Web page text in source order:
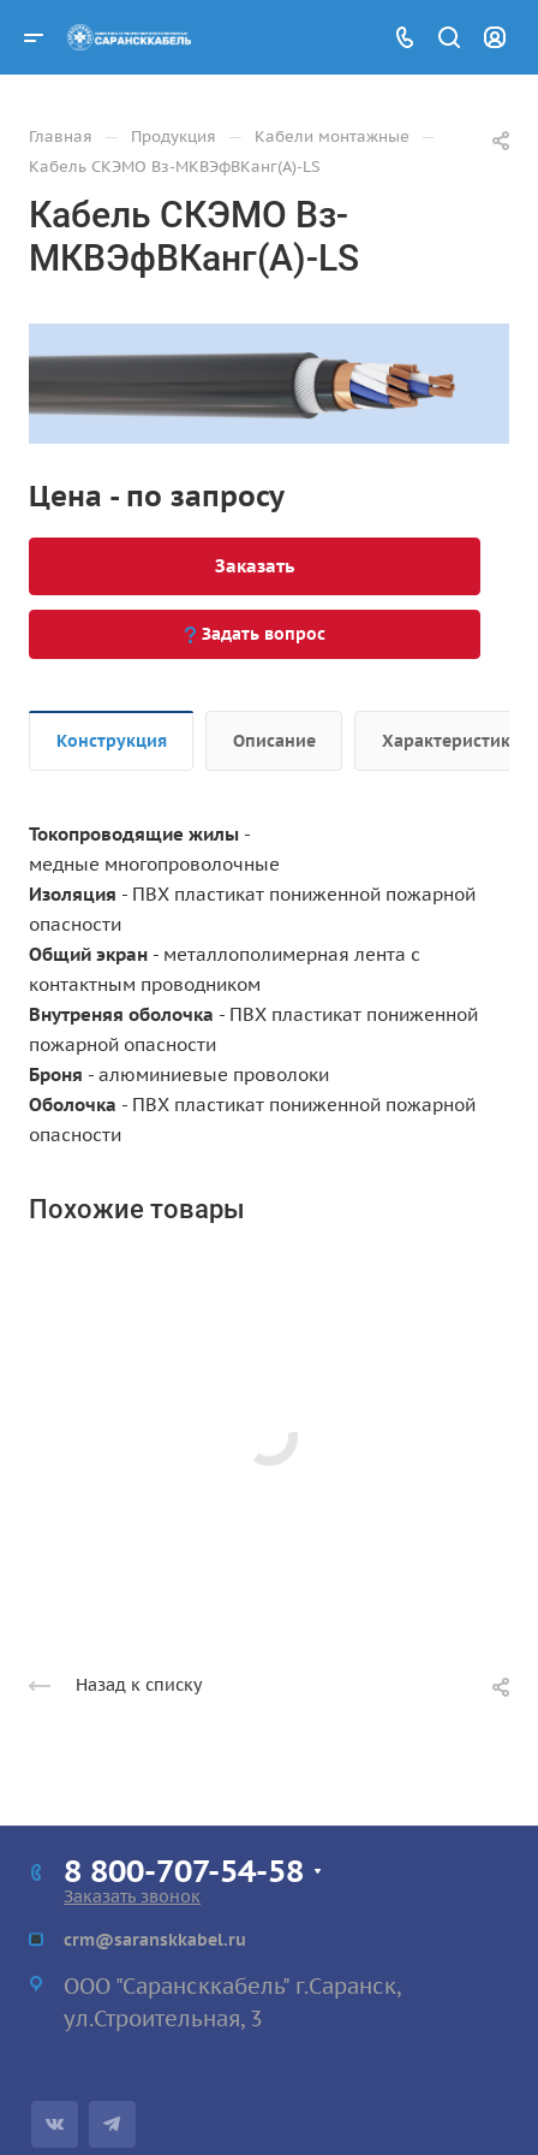
Главная — Продукция — Кабели монтажные —
Кабель СКЭМО Вз-МКВЭфВКанг(А)-LS
Кабель СКЭМО Вз-
МКВЭфВКанг(А)-LS
Цена - по запросу
Заказать
Задать вопрос
Конструкция Описание Характеристики
Токопроводящие жилы -
медные многопроволочные
Изоляция - ПВХ пластикат пониженной пожарной
опасности
Общий экран - металлополимерная лента с
контактным проводником
Внутреняя оболочка - ПВХ пластикат пониженной
пожарной опасности
Броня - алюминиевые проволоки
Оболочка - ПВХ пластикат пониженной пожарной
опасности
Похожие товары
Назад к списку
8 800-707-54-58
Заказать звонок
crm@saranskkabel.ru
ООО "Сарансккабель" г.Саранск,
ул.Строительная, 3